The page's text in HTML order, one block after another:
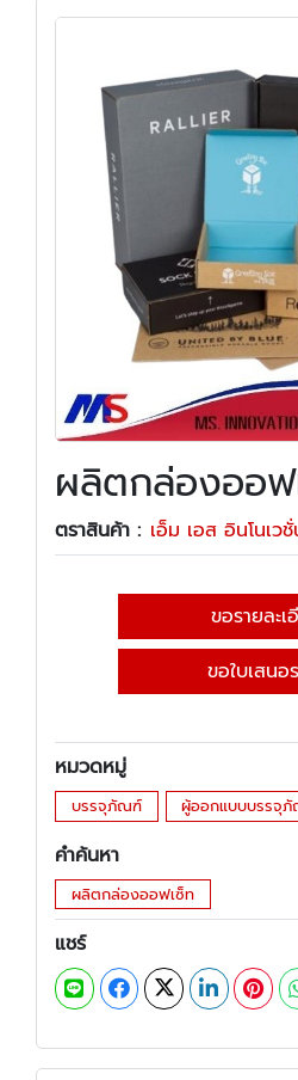
ผลิตกล่องออฟ
ตราสินค้า : เอ็ม เอส อินโนเ
ขอรายละเ
ขอใบเสนอ
หมวดหมู่
บรรจุภัณฑ์ ผู้ออกแบบบรรจุ
คำค้นหา
ผลิตกล่องออฟเซ็ท
แชร์